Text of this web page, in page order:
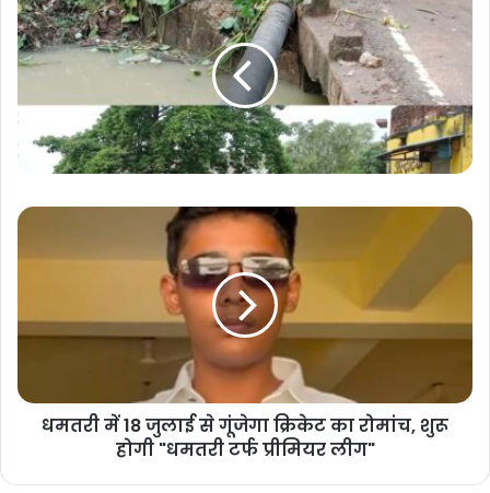
धमतरी में 18 जुलाई से गूंजेगा क्रिकेट का रोमांच, शुरू
होगी "धमतरी टर्फ प्रीमियर लीग"